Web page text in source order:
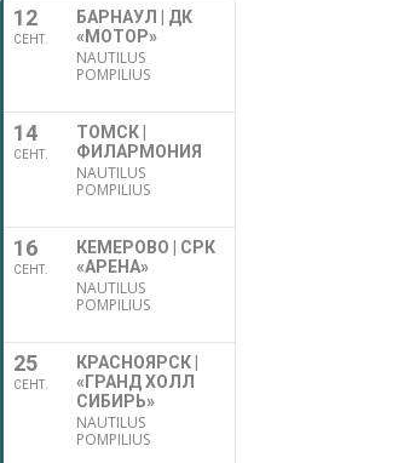
12
СЕНТ.
БАРНАУЛ | ДК
«МОТОР»
NAUTILUS
POMPILIUS
14
СЕНТ.
ТОМСК |
ФИЛАРМОНИЯ
NAUTILUS
POMPILIUS
16
СЕНТ.
КЕМЕРОВО | СРК
«АРЕНА»
NAUTILUS
POMPILIUS
25
СЕНТ.
КРАСНОЯРСК |
«ГРАНД ХОЛЛ
СИБИРЬ»
NAUTILUS
POMPILIUS